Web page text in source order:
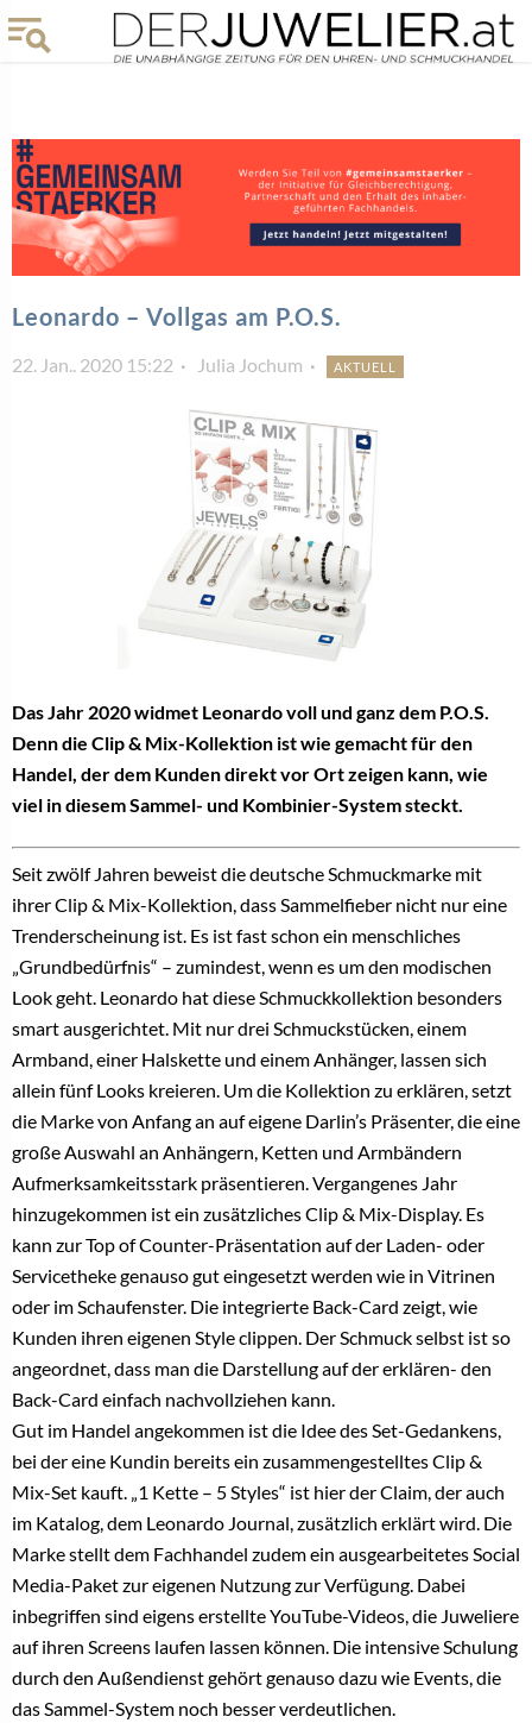
Leonardo – Vollgas am P.O.S.
22. Jan.. 2020 15:22 Julia Jochum AKTUELL
Das Jahr 2020 widmet Leonardo voll und ganz dem P.O.S.
Denn die Clip & Mix-Kollektion ist wie gemacht für den
Handel, der dem Kunden direkt vor Ort zeigen kann, wie
viel in diesem Sammel- und Kombinier-System steckt.
Seit zwölf Jahren beweist die deutsche Schmuckmarke mit
ihrer Clip & Mix-Kollektion, dass Sammelfieber nicht nur eine
Trenderscheinung ist. Es ist fast schon ein menschliches
„Grundbedürfnis“ – zumindest, wenn es um den modischen
Look geht. Leonardo hat diese Schmuckkollektion besonders
smart ausgerichtet. Mit nur drei Schmuckstücken, einem
Armband, einer Halskette und einem Anhänger, lassen sich
allein fünf Looks kreieren. Um die Kollektion zu erklären, setzt
die Marke von Anfang an auf eigene Darlin’s Präsenter, die eine
große Auswahl an Anhängern, Ketten und Armbändern
Aufmerksamkeitsstark präsentieren. Vergangenes Jahr
hinzugekommen ist ein zusätzliches Clip & Mix-Display. Es
kann zur Top of Counter-Präsentation auf der Laden- oder
Servicetheke genauso gut eingesetzt werden wie in Vitrinen
oder im Schaufenster. Die integrierte Back-Card zeigt, wie
Kunden ihren eigenen Style clippen. Der Schmuck selbst ist so
angeordnet, dass man die Darstellung auf der erklären- den
Back-Card einfach nachvollziehen kann.
Gut im Handel angekommen ist die Idee des Set-Gedankens,
bei der eine Kundin bereits ein zusammengestelltes Clip &
Mix-Set kauft. „1 Kette – 5 Styles“ ist hier der Claim, der auch
im Katalog, dem Leonardo Journal, zusätzlich erklärt wird. Die
Marke stellt dem Fachhandel zudem ein ausgearbeitetes Social
Media-Paket zur eigenen Nutzung zur Verfügung. Dabei
inbegriffen sind eigens erstellte YouTube-Videos, die Juweliere
auf ihren Screens laufen lassen können. Die intensive Schulung
durch den Außendienst gehört genauso dazu wie Events, die
das Sammel-System noch besser verdeutlichen.